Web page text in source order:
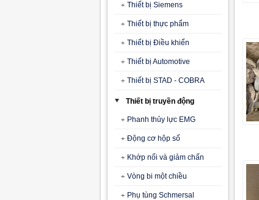
Thiết bị Siemens
Thiết bị thực phẩm
Thiết bị Điều khiển
Thiết bị Automotive
Thiết bị STAD - COBRA
Thiết bị truyền động
Phanh thủy lực EMG
Động cơ hộp số
Khớp nối và giảm chấn
Vòng bi một chiều
Phụ tùng Schmersal